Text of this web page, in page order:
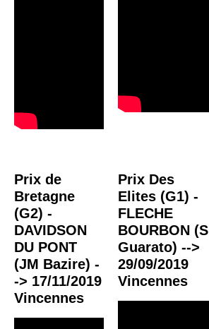
Prix de
Bretagne
(G2) -
DAVIDSON
DU PONT
(JM Bazire) -
-> 17/11/2019
Vincennes
Prix Des
Elites (G1) -
FLECHE
BOURBON (S
Guarato) -->
29/09/2019
Vincennes